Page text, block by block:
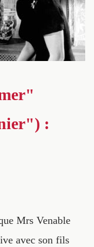
:
Mrs Venable
avec son fils